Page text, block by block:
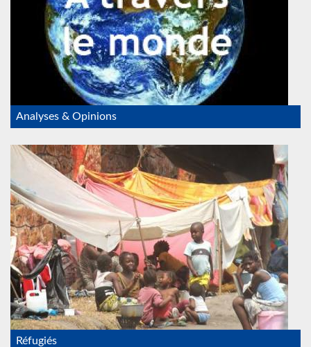
Analyses & Opinions
refugies_RDC.jpeg
Réfugiés